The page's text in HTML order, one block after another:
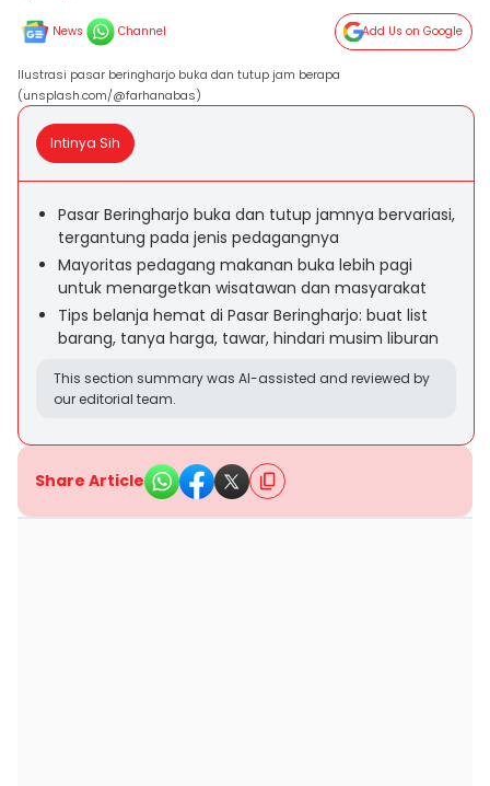
News Channel Add Us on Google
Ilustrasi pasar beringharjo buka dan tutup jam berapa
(unsplash.com/@farhanabas)
Intinya Sih
Pasar Beringharjo buka dan tutup jamnya bervariasi,
tergantung pada jenis pedagangnya
Mayoritas pedagang makanan buka lebih pagi
untuk menargetkan wisatawan dan masyarakat
Tips belanja hemat di Pasar Beringharjo: buat list
barang, tanya harga, tawar, hindari musim liburan
This section summary was AI-assisted and reviewed by
our editorial team.
Share Article